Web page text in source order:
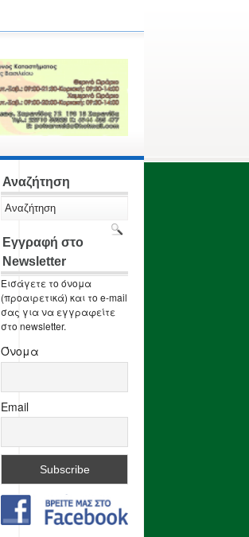
Αναζήτηση
Εγγραφή στο
Newsletter
Εισάγετε το όνομα
(προαιρετικά) και το e-mail
σας για να εγγραφείτε
στο newsletter.
Όνομα
Email